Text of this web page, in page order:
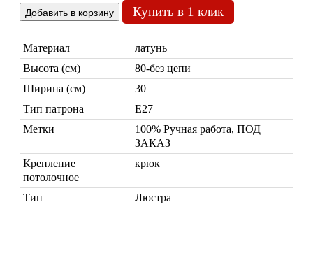
Мозаичные лампы
Лампы со стеклом
Торшеры
Марокканские
Купить в 1 клик
Материал
латунь
Высота (см)
80-без цепи
Ширина (см)
30
Тип патрона
Е27
Метки
100% Ручная работа, ПОД
ЗАКАЗ
Крепление
потолочное
крюк
Тип Люстра